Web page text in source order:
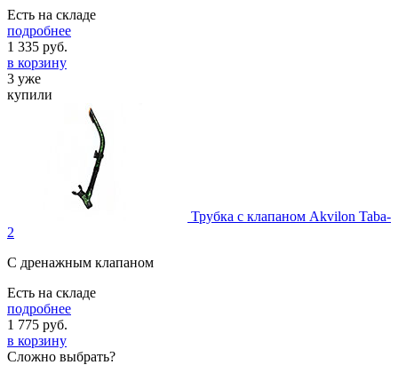
Есть на складе
подробнее
1 335 руб.
в корзину
3 уже
купили
Трубка с клапаном Akvilon Taba-
2
С дренажным клапаном
Есть на складе
подробнее
1 775 руб.
в корзину
Сложно выбрать?